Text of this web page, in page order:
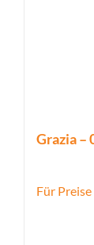
Grazia –
Für